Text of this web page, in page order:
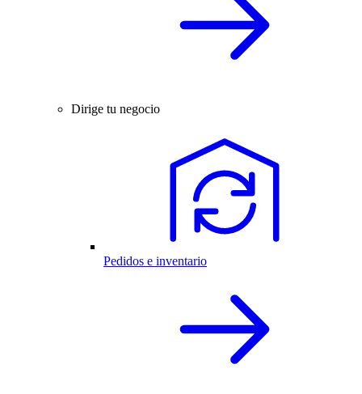
Dirige tu negocio
Pedidos e inventario